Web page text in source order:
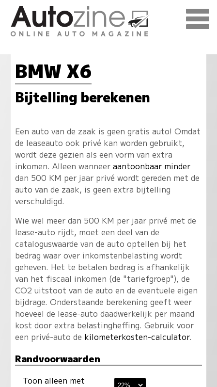
BMW X6
Bijtelling berekenen
Een auto van de zaak is geen gratis auto! Omdat
de leaseauto ook privé kan worden gebruikt,
wordt deze gezien als een vorm van extra
inkomen. Alleen wanneer aantoonbaar minder
dan 500 KM per jaar privé wordt gereden met de
auto van de zaak, is geen extra bijtelling
verschuldigd.
Wie wel meer dan 500 KM per jaar privé met de
lease-auto rijdt, moet een deel van de
cataloguswaarde van de auto optellen bij het
bedrag waar over inkomstenbelasting wordt
geheven. Het te betalen bedrag is afhankelijk
van het fiscaal inkomen (de "tariefgroep"), de
CO2 uitstoot van de auto en de eventuele eigen
bijdrage. Onderstaande berekening geeft weer
hoeveel de lease-auto daadwerkelijk per maand
kost door extra belastingheffing. Gebruik voor
een privé-auto de kilometerkosten-calculator.
Randvoorwaarden
Toon alleen met